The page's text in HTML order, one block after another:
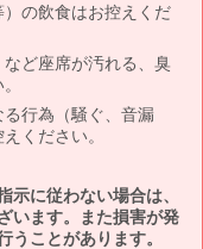
の飲食はお控えくだ
ど座席が汚れる、臭
行為（騒ぐ、音漏
ください。
示に従わない場合は、
います。また損害が発
うことがあります。